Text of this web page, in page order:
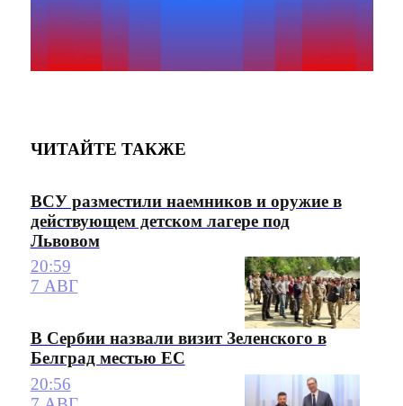
ЧИТАЙТЕ ТАКЖЕ
ВСУ разместили наемников и оружие в
действующем детском лагере под
Львовом
20:59
7 АВГ
В Сербии назвали визит Зеленского в
Белград местью ЕС
20:56